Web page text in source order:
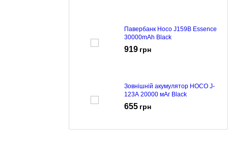
Павербанк Hoco J159B Essence
30000mAh Black
919 грн
Зовнішній акумулятор HOCO J-
123A 20000 мАг Black
655 грн